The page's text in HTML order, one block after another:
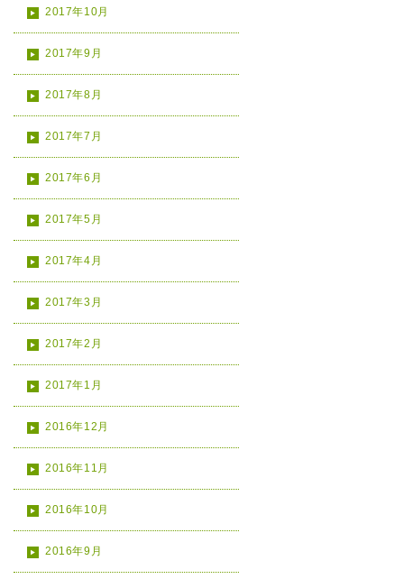
2017年10月
2017年9月
2017年8月
2017年7月
2017年6月
2017年5月
2017年4月
2017年3月
2017年2月
2017年1月
2016年12月
2016年11月
2016年10月
2016年9月